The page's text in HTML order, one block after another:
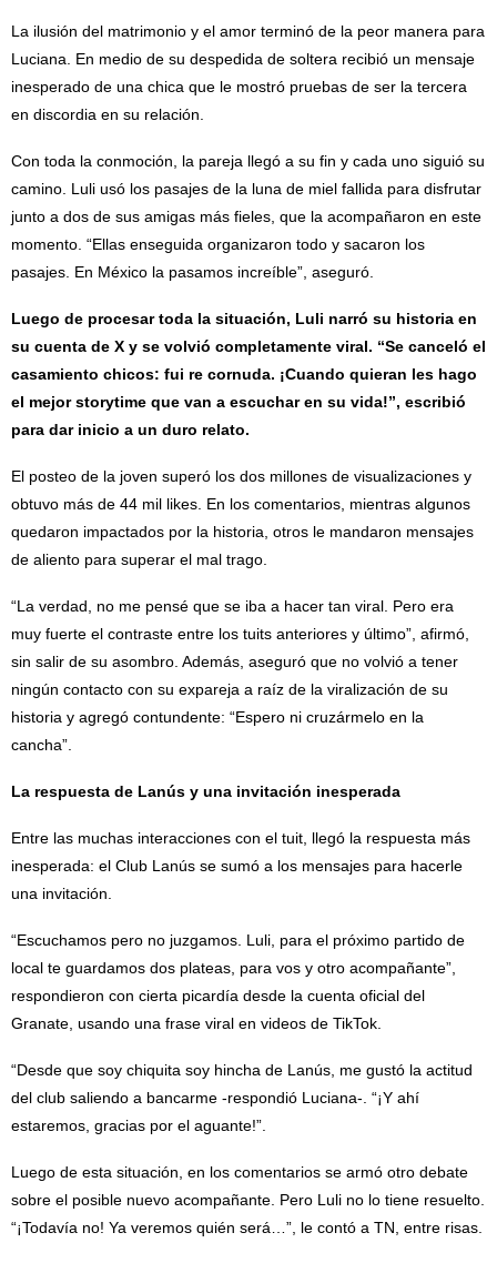
La ilusión del matrimonio y el amor terminó de la peor manera para
Luciana. En medio de su despedida de soltera recibió un mensaje
inesperado de una chica que le mostró pruebas de ser la tercera
en discordia en su relación.
Con toda la conmoción, la pareja llegó a su fin y cada uno siguió su
camino. Luli usó los pasajes de la luna de miel fallida para disfrutar
junto a dos de sus amigas más fieles, que la acompañaron en este
momento. “Ellas enseguida organizaron todo y sacaron los
pasajes. En México la pasamos increíble”, aseguró.
Luego de procesar toda la situación, Luli narró su historia en
su cuenta de X y se volvió completamente viral. “Se canceló el
casamiento chicos: fui re cornuda. ¡Cuando quieran les hago
el mejor storytime que van a escuchar en su vida!”, escribió
para dar inicio a un duro relato.
El posteo de la joven superó los dos millones de visualizaciones y
obtuvo más de 44 mil likes. En los comentarios, mientras algunos
quedaron impactados por la historia, otros le mandaron mensajes
de aliento para superar el mal trago.
“La verdad, no me pensé que se iba a hacer tan viral. Pero era
muy fuerte el contraste entre los tuits anteriores y último”, afirmó,
sin salir de su asombro. Además, aseguró que no volvió a tener
ningún contacto con su expareja a raíz de la viralización de su
historia y agregó contundente: “Espero ni cruzármelo en la
cancha”.
La respuesta de Lanús y una invitación inesperada
Entre las muchas interacciones con el tuit, llegó la respuesta más
inesperada: el Club Lanús se sumó a los mensajes para hacerle
una invitación.
“Escuchamos pero no juzgamos. Luli, para el próximo partido de
local te guardamos dos plateas, para vos y otro acompañante”,
respondieron con cierta picardía desde la cuenta oficial del
Granate, usando una frase viral en videos de TikTok.
“Desde que soy chiquita soy hincha de Lanús, me gustó la actitud
del club saliendo a bancarme -respondió Luciana-. “¡Y ahí
estaremos, gracias por el aguante!”.
Luego de esta situación, en los comentarios se armó otro debate
sobre el posible nuevo acompañante. Pero Luli no lo tiene resuelto.
“¡Todavía no! Ya veremos quién será…”, le contó a TN, entre risas.